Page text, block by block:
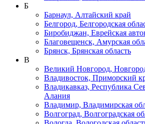
Б
Барнаул, Алтайский край
Белгород, Белгородская
Биробиджан, Еврейская
Благовещенск, Амурская
Брянск, Брянская область
В
Великий Новгород,
Владивосток, Приморский
Владикавказ, Республика
Алания
Владимир, Владимирская
Волгоград, Волгоградская